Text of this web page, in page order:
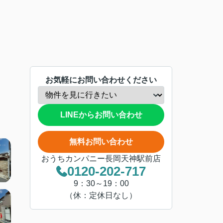
お気軽にお問い合わせください
LINEからお問い合わせ
無料お問い合わせ
おうちカンパニー長岡天神駅前店
0120-202-717
9：30～19：00
（休：定休日なし）